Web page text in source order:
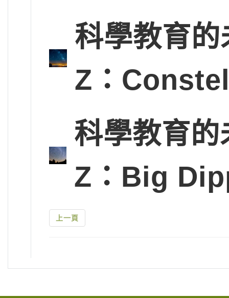
科學教育
Z：
科學教育
Z：Big
上一頁